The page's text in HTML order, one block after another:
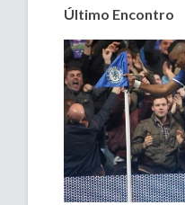
Último Encontro